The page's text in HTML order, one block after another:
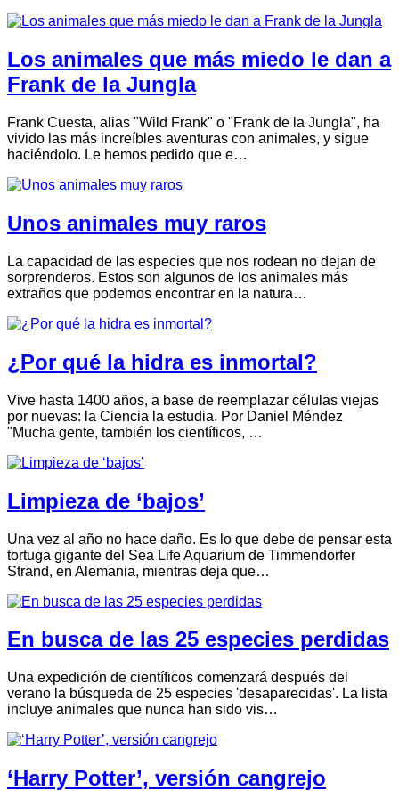
Los animales que más miedo le dan a
Frank de la Jungla
Frank Cuesta, alias "Wild Frank" o "Frank de la Jungla", ha
vivido las más increíbles aventuras con animales, y sigue
haciéndolo. Le hemos pedido que e…
Unos animales muy raros
La capacidad de las especies que nos rodean no dejan de
sorprenderos. Estos son algunos de los animales más
extraños que podemos encontrar en la natura…
¿Por qué la hidra es inmortal?
Vive hasta 1400 años, a base de reemplazar células viejas
por nuevas: la Ciencia la estudia. Por Daniel Méndez
"Mucha gente, también los científicos, …
Limpieza de ‘bajos’
Una vez al año no hace daño. Es lo que debe de pensar esta
tortuga gigante del Sea Life Aquarium de Timmendorfer
Strand, en Alemania, mientras deja que…
En busca de las 25 especies perdidas
Una expedición de científicos comenzará después del
verano la búsqueda de 25 especies 'desaparecidas'. La lista
incluye animales que nunca han sido vis…
‘Harry Potter’, versión cangrejo